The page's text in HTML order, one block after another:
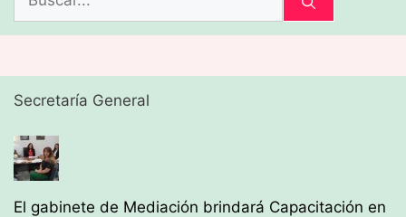
Secretaría General
El gabinete de Mediación brindará Capacitación en